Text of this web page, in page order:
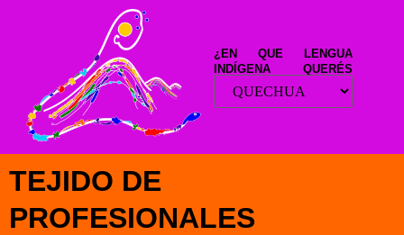
¿EN QUE LENGUA
INDÍGENA QUERÉS
LEER ESTE SITIO?
TEJIDO DE
PROFESIONALES